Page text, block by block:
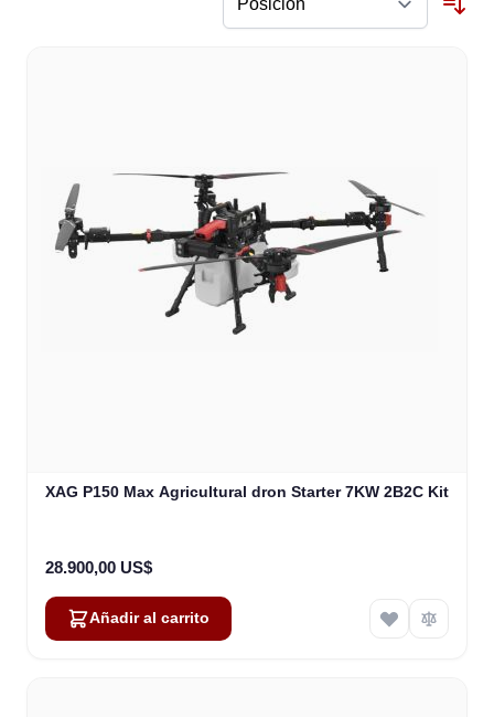
XAG P150 Max Agricultural dron Starter 7KW 2B2C Kit
28.900,00 US$
Añadir al carrito